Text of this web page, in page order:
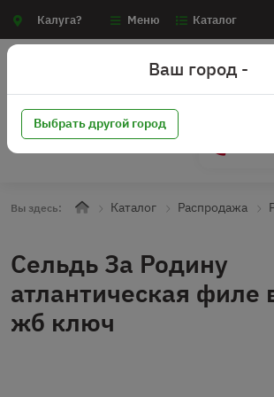
Калуга? Меню Каталог
Вы здесь: Каталог Распродажа
Сельдь За Родину
атлантическая филе
жб ключ
Ваш город -
Выбрать другой город